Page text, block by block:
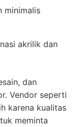
minimalis
akrilik dan
dan
Vendor seperti
karena kualitas
meminta